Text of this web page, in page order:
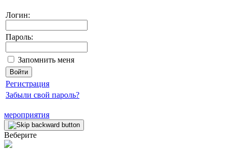
Логин:
Пароль:
Запомнить меня
Регистрация
Забыли свой пароль?
мероприятия
Веберите